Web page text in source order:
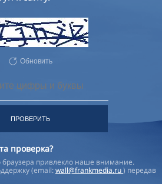
Обновить
ПРОВЕРИТЬ
проверка?
привлекло наше внимание.
(email:wall@frankmedia.ru) передав